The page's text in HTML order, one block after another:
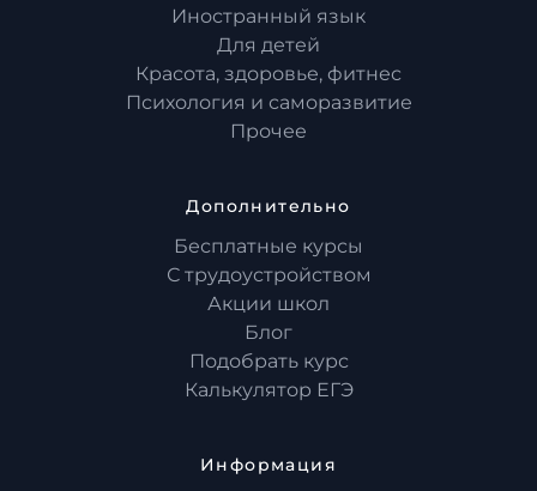
Иностранный язык
Для детей
Красота, здоровье, фитнес
Психология и саморазвитие
Прочее
Дополнительно
Бесплатные курсы
С трудоустройством
Акции школ
Блог
Подобрать курс
Калькулятор ЕГЭ
Информация